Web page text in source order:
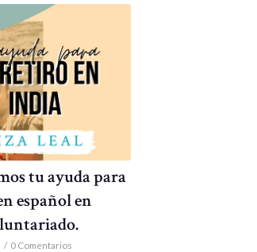
tu ayuda para
español en
/ 0 Comentarios